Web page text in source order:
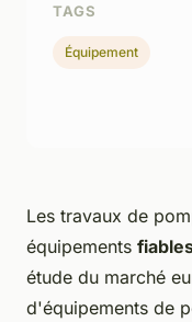
Les travaux de
équipements
étude du marché
d'équipements de
TAGS
Équipement